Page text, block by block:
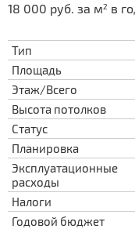
18 000 руб. за м2 в
Тип
Площадь
Этаж/Всего
Высота потолков
Статус
Планировка
Эксплуатационные
расходы
Налоги
Годовой бюджет